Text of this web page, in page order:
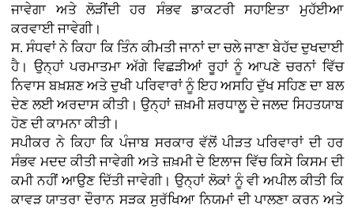
ਜਾਵੇਗਾ ਅਤੇ ਲੋੜੀਂਦੀ ਹਰ ਸੰਭਵ ਡਾਕਟਰੀ ਸਹਾਇਤਾ ਮੁਹੱਈਆ
ਕਰਵਾਈ ਜਾਵੇਗੀ।
ਸ. ਸੰਧਵਾਂ ਨੇ ਕਿਹਾ ਕਿ ਤਿੰਨ ਕੀਮਤੀ ਜਾਨਾਂ ਦਾ ਚਲੇ ਜਾਣਾ ਬੇਹੱਦ ਦੁਖਦਾਈ
ਹੈ। ਉਨ੍ਹਾਂ ਪਰਮਾਤਮਾ ਅੱਗੇ ਵਿਛੜੀਆਂ ਰੂਹਾਂ ਨੂੰ ਆਪਣੇ ਚਰਨਾਂ ਵਿੱਚ
ਨਿਵਾਸ ਬਖ਼ਸ਼ਣ ਅਤੇ ਦੁਖੀ ਪਰਿਵਾਰਾਂ ਨੂੰ ਇਹ ਅਸਹਿ ਦੁੱਖ ਸਹਿਣ ਦਾ ਬਲ
ਦੇਣ ਲਈ ਅਰਦਾਸ ਕੀਤੀ। ਉਨ੍ਹਾਂ ਜ਼ਖ਼ਮੀ ਸ਼ਰਧਾਲੂ ਦੇ ਜਲਦ ਸਿਹਤਯਾਬ
ਹੋਣ ਦੀ ਕਾਮਨਾ ਕੀਤੀ।
ਸਪੀਕਰ ਨੇ ਕਿਹਾ ਕਿ ਪੰਜਾਬ ਸਰਕਾਰ ਵੱਲੋਂ ਪੀੜਤ ਪਰਿਵਾਰਾਂ ਦੀ ਹਰ
ਸੰਭਵ ਮਦਦ ਕੀਤੀ ਜਾਵੇਗੀ ਅਤੇ ਜ਼ਖ਼ਮੀ ਦੇ ਇਲਾਜ ਵਿੱਚ ਕਿਸੇ ਕਿਸਮ ਦੀ
ਕਮੀ ਨਹੀਂ ਆਉਣ ਦਿੱਤੀ ਜਾਵੇਗੀ। ਉਨ੍ਹਾਂ ਲੋਕਾਂ ਨੂੰ ਵੀ ਅਪੀਲ ਕੀਤੀ ਕਿ
ਕਾਵੜ ਯਾਤਰਾ ਦੌਰਾਨ ਸੜਕ ਸੁਰੱਖਿਆ ਨਿਯਮਾਂ ਦੀ ਪਾਲਣਾ ਕਰਨ ਅਤੇ